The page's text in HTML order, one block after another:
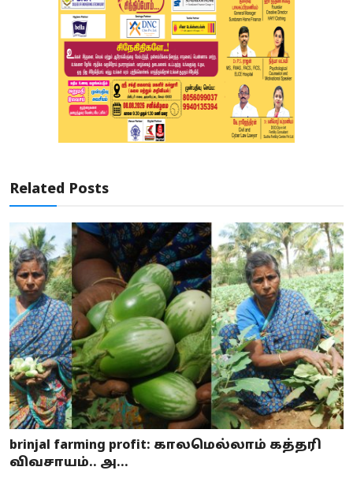
Related Posts
brinjal farming profit: காலமெல்லாம் கத்தரி
விவசாயம்.. அ...